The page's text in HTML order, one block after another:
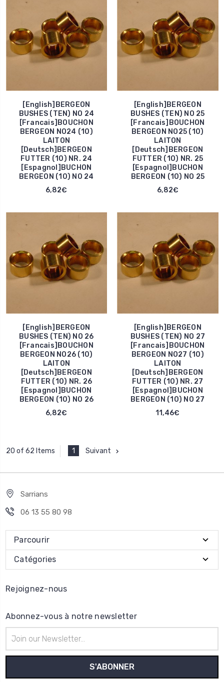
[English]BERGEON
BUSHES (TEN) NO 24
[Francais]BOUCHON
BERGEON NO24 (10)
LAITON
[Deutsch]BERGEON
FUTTER (10) NR. 24
[Espagnol]BUCHON
BERGEON (10) NO 24
6,82€
[English]BERGEON
BUSHES (TEN) NO 25
[Francais]BOUCHON
BERGEON NO25 (10)
LAITON
[Deutsch]BERGEON
FUTTER (10) NR. 25
[Espagnol]BUCHON
BERGEON (10) NO 25
6,82€
[English]BERGEON
BUSHES (TEN) NO 26
[Francais]BOUCHON
BERGEON NO26 (10)
LAITON
[Deutsch]BERGEON
FUTTER (10) NR. 26
[Espagnol]BUCHON
BERGEON (10) NO 26
6,82€
[English]BERGEON
BUSHES (TEN) NO 27
[Francais]BOUCHON
BERGEON NO27 (10)
LAITON
[Deutsch]BERGEON
FUTTER (10) NR. 27
[Espagnol]BUCHON
BERGEON (10) NO 27
11,46€
20 of 62 Items 1 Suivant
Sarrians
06 13 55 80 98
Parcourir
Catégories
Rejoignez-nous
Abonnez-vous à notre newsletter
e-
mail